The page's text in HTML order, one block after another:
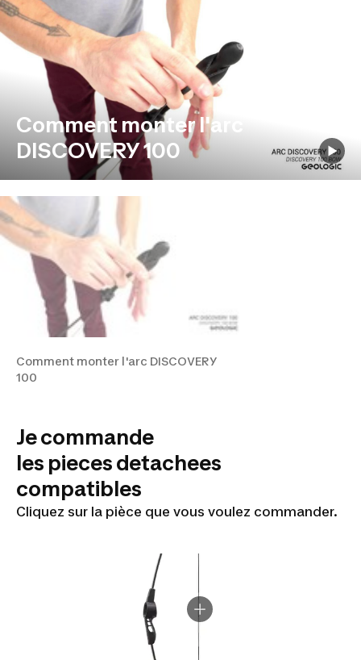
Comment monter l'arc
DISCOVERY 100
Comment monter l'arc DISCOVERY
100
Je commande
les pieces detachees
compatibles
Cliquez sur la pièce que vous voulez commander.